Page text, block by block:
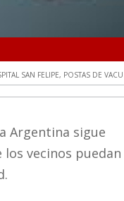
SAN FELIPE, POSTAS DE
Argentina sigue
los vecinos